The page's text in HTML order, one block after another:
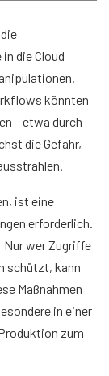
die Cloud
könnten
– etwa durch
die Gefahr,
ist eine
erforderlich.
wer Zugriffe
schützt, kann
Maßnahmen
in einer
zum